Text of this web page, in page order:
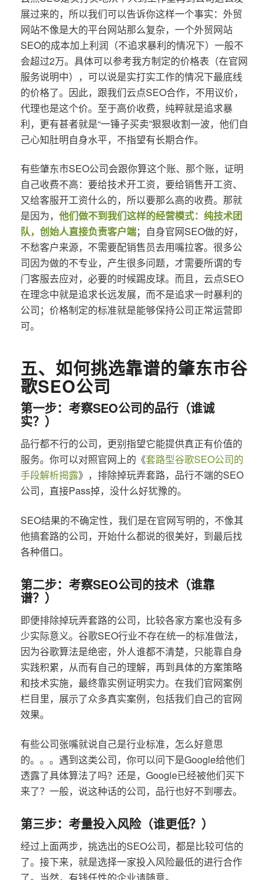
展过来的，所以我们可以告诉你这样一个事实：外贸
网站不像是大的平台网站那么复杂，一个外贸网站
SEO的成本加上利润（不追求暴利的情况下）一般不
会超过2万。具体可以参考我方制定的价格表（在官网
服务说明中），可以说是实打实工作的情况下最底线
的价格了。因此，跟我们云点SEO合作，不用议价，
代理也是这个价。至于高价收费，纯粹就是追求暴
利，更有甚者就是“一锤子买卖”狠狠收割一波，他们自
己心知肚明自身水平，不指望有长期合作。
有些肇东市SEO公司会跟你算这个账、那个账，证明
自己收费不高：要给技术开工资，要给销售开工资、
又给客服开工资什么的，所以要那么高的收费。那就
是因为， 他们做不到我们这样的经营模式：纯技术团
队，创始人直接负责客户端；自身官网SEO做的好，
不愁客户来源，不需要配销售员去用嘴拉客。很多公
司因为做的不专业，产生很多问题，才需要所谓的专
门客服去应对，必要的时候踢皮球。而且，云点SEO
在理念中就是追求长远发展，而不是追求一时暴利的
公司；价格制定的标准就是能够保持公司正常运营即
可。
五、如何挑选靠谱的肇东市谷
歌SEO公司
第一步：考察SEO公司的品行（谁诚
实？）
品行都不行的公司，更别指望它能提供真正有价值的
服务。你可以对照官网上的《套路型谷歌SEO公司的
手段解析揭露》，排除掉玩弄套路，品行不端的SEO
公司，直接Pass掉，没什么好犹豫的。
SEO结果的不确定性，我们是在官网写明的，不像其
他搞套路的公司，开始什么都说的很美好，到最后找
各种借口。
第二步：考察SEO公司的技术（谁靠
谱？）
即便排除掉玩弄套路的公司，比较各家方案也没有多
少实际意义。谷歌SEO行业不存在统一的标准做法，
因为谷歌算法是绝密，外人谁都不清楚，只能靠自身
实践积累，从而有自己的理解，再到具体的方案策略
和技术实施，最终靠实例证明实力。在我们官网案例
栏目里，展示了众多真实案例，包括我们自己的官网
效果。
有些公司张嘴就说自己是行业标准，怎么好意思
的。。。遇到这类公司，你可以问下是Google给他们
透露了具体算法了吗？还是，Google已经被他们买下
来了？一般，说这种话的公司，品行也好不到哪去。
第三步：考量投入风险（谁更低？）
经过上面两步，挑选出的SEO公司，都是比较可信的
了。接下来，就是选择一家投入风险最低的进行合作